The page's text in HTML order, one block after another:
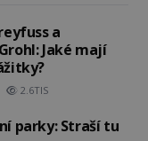
a
Jaké mají
2.6TIS
parky: Straší tu